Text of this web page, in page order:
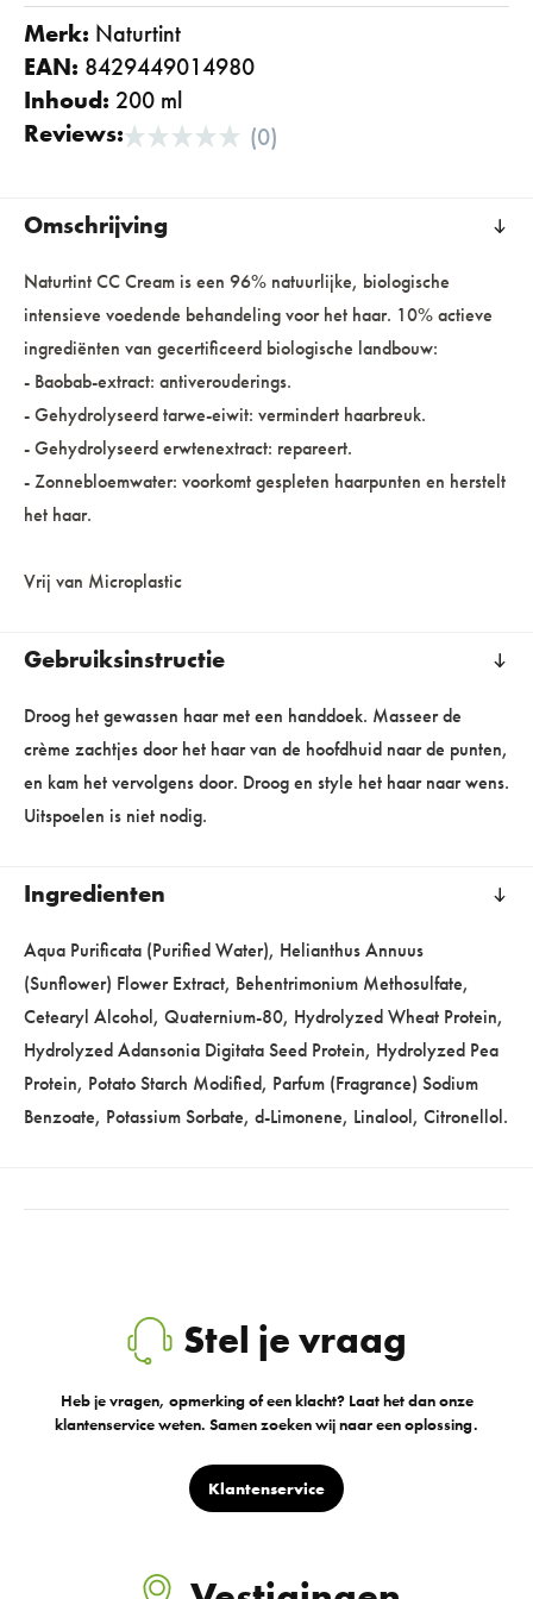
Merk:
naturtint
EAN: 8429449014980
Inhoud: 200 ml
Reviews:
(0)
Omschrijving
Naturtint CC Cream is een 96% natuurlijke, biologische
intensieve voedende behandeling voor het haar. 10% actieve
ingrediënten van gecertificeerd biologische landbouw:
- Baobab-extract: antiverouderings.
- Gehydrolyseerd tarwe-eiwit: vermindert haarbreuk.
- Gehydrolyseerd erwtenextract: repareert.
- Zonnebloemwater: voorkomt gespleten haarpunten en herstelt
het haar.
Vrij van Microplastic
Gebruiksinstructie
Droog het gewassen haar met een handdoek. Masseer de
crème zachtjes door het haar van de hoofdhuid naar de punten,
en kam het vervolgens door. Droog en style het haar naar wens.
Uitspoelen is niet nodig.
Ingredienten
Aqua Purificata (Purified Water), Helianthus Annuus
(Sunflower) Flower Extract, Behentrimonium Methosulfate,
Cetearyl Alcohol, Quaternium-80, Hydrolyzed Wheat Protein,
Hydrolyzed Adansonia Digitata Seed Protein, Hydrolyzed Pea
Protein, Potato Starch Modified, Parfum (Fragrance) Sodium
Benzoate, Potassium Sorbate, d-Limonene, Linalool, Citronellol.
Stel je vraag
Heb je vragen, opmerking of een klacht? Laat het dan onze
klantenservice weten. Samen zoeken wij naar een oplossing.
Klantenservice